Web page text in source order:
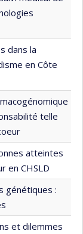
dans la
en Côte
telle
atteintes
en CHSLD
génétiques :
et dilemmes